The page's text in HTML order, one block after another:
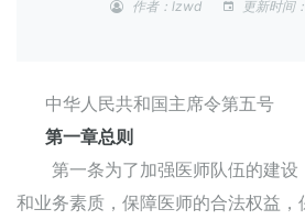
作者：lzwd 更新时间
中华人民共和国主席令第五号
第一章总则
第一条为了加强医师队伍的建设
和业务素质，保障医师的合法权益，